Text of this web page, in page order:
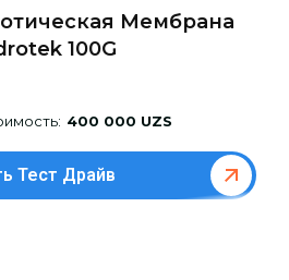
Мембрана
100G
400 000 UZS
Тест Драйв